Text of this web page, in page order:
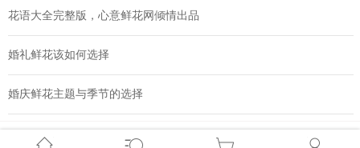
花语大全完整版，心意鲜花网倾情出品
婚礼鲜花该如何选择
婚庆鲜花主题与季节的选择